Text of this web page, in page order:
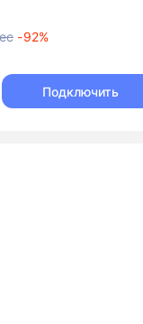
-92%
Подключить